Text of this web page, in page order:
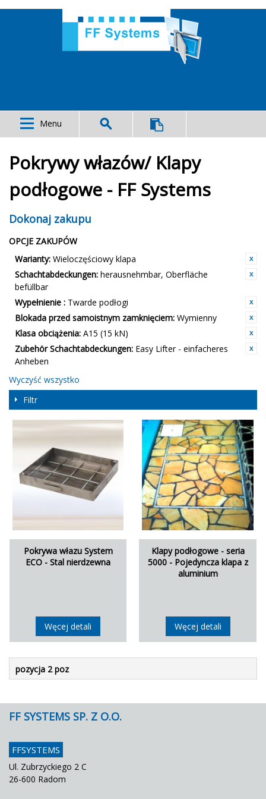
Menu
Pokrywy włazów/ Klapy
podłogowe - FF Systems
Dokonaj zakupu
OPCJE ZAKUPÓW
Warianty: Wieloczęściowy klapa
Schachtabdeckungen: herausnehmbar, Oberfläche
befüllbar
Wypełnienie : Twarde podłogi
Blokada przed samoistnym zamknięciem: Wymienny
Klasa obciążenia: A15 (15 kN)
Zubehör Schachtabdeckungen: Easy Lifter - einfacheres
Anheben
Wyczyść wszystko
Filtr
Pokrywa włazu System
ECO - Stal nierdzewna
Węcej detali
Klapy podłogowe - seria
5000 - Pojedyncza klapa z
aluminium
Węcej detali
pozycja 2 poz
FF SYSTEMS SP. Z O.O.
FFSYSTEMS
Ul. Zubrzyckiego 2 C
26-600 Radom